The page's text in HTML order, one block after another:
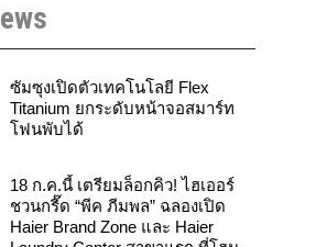
e
b
o
k
b
g
a
m
ซัมซุงเปิดตัวเทคโนโลยี Flex
Titanium ยกระดับหน้าจอสมาร์ท
โฟนพับได้
18 ก.ค.นี้ เตรียมล็อกคิว! ไฮเออร์
ชวนกรี๊ด “พีค ภีมพล” ฉลองเปิด
Haier Brand Zone และ Haier